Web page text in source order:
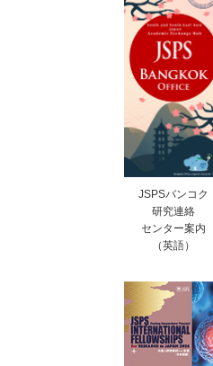
JSPSバンコク
研究連絡
センター案内
（英語）